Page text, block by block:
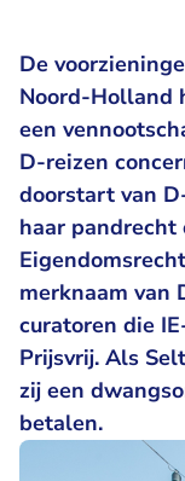
De
Noord-Holland
een
D-reizen
doorstart van
haar
merknaam van
curatoren die
Prijsvrij. Als
zij een
betalen.